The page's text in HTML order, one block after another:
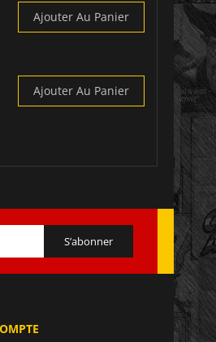
Ajouter Au Panier
Ajouter Au Panier